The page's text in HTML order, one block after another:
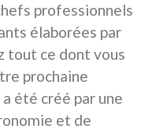
professionnels
élaborées par
tout ce dont vous
prochaine
été créé par une
et de